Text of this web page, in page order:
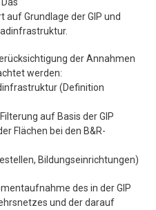
Grundlage der GIP und
der Annahmen
werden:
(Definition
auf Basis der GIP
Flächen bei den B&R-
Bildungseinrichtungen)
des in der GIP
und der darauf